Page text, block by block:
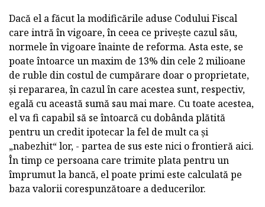
Dacă el a făcut la modificările aduse Codului Fiscal
care intră în vigoare, în ceea ce privește cazul său,
normele în vigoare înainte de reforma. Asta este, se
poate întoarce un maxim de 13% din cele 2 milioane
de ruble din costul de cumpărare doar o proprietate,
și repararea, în cazul în care acestea sunt, respectiv,
egală cu această sumă sau mai mare. Cu toate acestea,
el va fi capabil să se întoarcă cu dobânda plătită
pentru un credit ipotecar la fel de mult ca și
„nabezhit“ lor, - partea de sus este nici o frontieră aici.
În timp ce persoana care trimite plata pentru un
împrumut la bancă, el poate primi este calculată pe
baza valorii corespunzătoare a deducerilor.